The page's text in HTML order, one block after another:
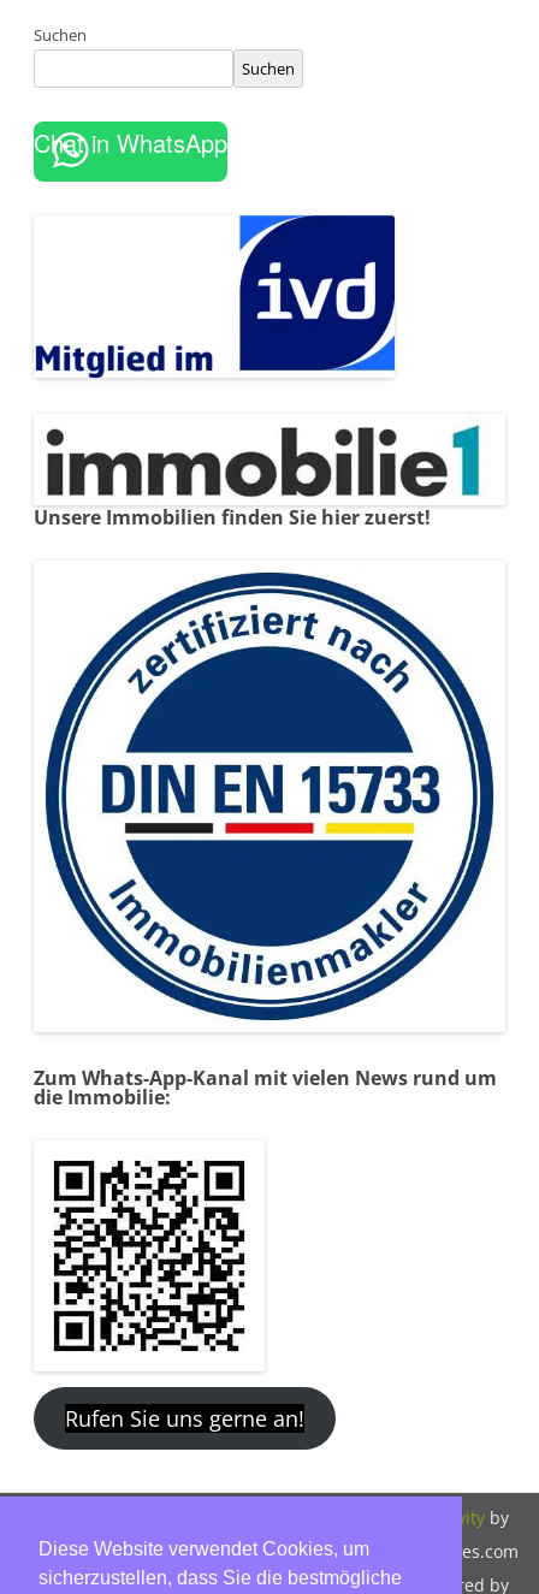
Suchen
Suchen
Chat in WhatsApp
Unsere Immobilien finden Sie hier zuerst!
Zum Whats-App-Kanal mit vielen News rund um
die Immobilie:
Rufen Sie uns gerne an!
Hinnerk Warter,
Warter-
unsere
Datenschutzerklärung.
ZeroGravityby
GalussoThemes.com
Powered by
Diese Website verwendet Cookies, um
sicherzustellen, dass Sie die bestmögliche